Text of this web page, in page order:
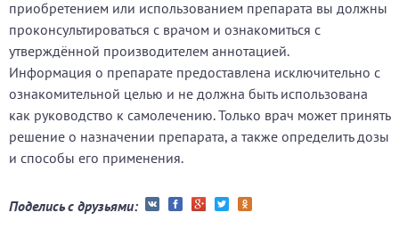
приобретением или использованием препарата вы должны
проконсультироваться с врачом и ознакомиться с
утверждённой производителем аннотацией.
Информация о препарате предоставлена исключительно с
ознакомительной целью и не должна быть использована
как руководство к самолечению. Только врач может принять
решение о назначении препарата, а также определить дозы
и способы его применения.
Поделись с друзьями: